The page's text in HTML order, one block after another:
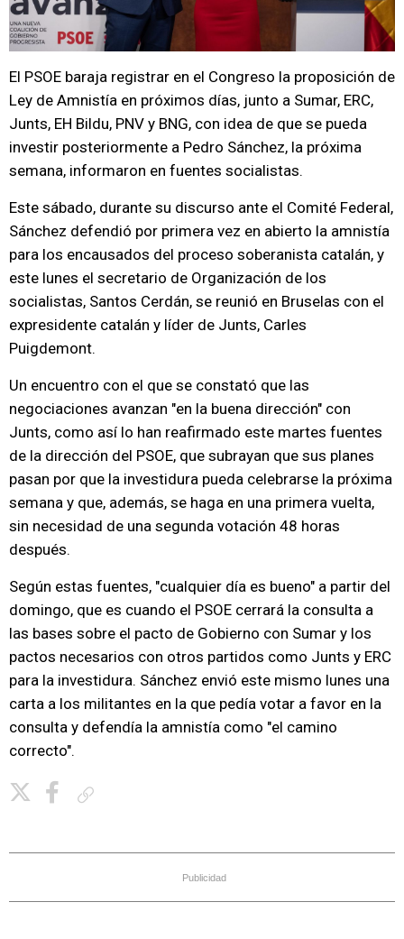
El PSOE baraja registrar en el Congreso la proposición de
Ley de Amnistía en próximos días, junto a Sumar, ERC,
Junts, EH Bildu, PNV y BNG, con idea de que se pueda
investir posteriormente a Pedro Sánchez, la próxima
semana, informaron en fuentes socialistas.
Este sábado, durante su discurso ante el Comité Federal,
Sánchez defendió por primera vez en abierto la amnistía
para los encausados del proceso soberanista catalán, y
este lunes el secretario de Organización de los
socialistas, Santos Cerdán, se reunió en Bruselas con el
expresidente catalán y líder de Junts, Carles
Puigdemont.
Un encuentro con el que se constató que las
negociaciones avanzan "en la buena dirección" con
Junts, como así lo han reafirmado este martes fuentes
de la dirección del PSOE, que subrayan que sus planes
pasan por que la investidura pueda celebrarse la próxima
semana y que, además, se haga en una primera vuelta,
sin necesidad de una segunda votación 48 horas
después.
Según estas fuentes, "cualquier día es bueno" a partir del
domingo, que es cuando el PSOE cerrará la consulta a
las bases sobre el pacto de Gobierno con Sumar y los
pactos necesarios con otros partidos como Junts y ERC
para la investidura. Sánchez envió este mismo lunes una
carta a los militantes en la que pedía votar a favor en la
consulta y defendía la amnistía como "el camino
correcto".
Publicidad